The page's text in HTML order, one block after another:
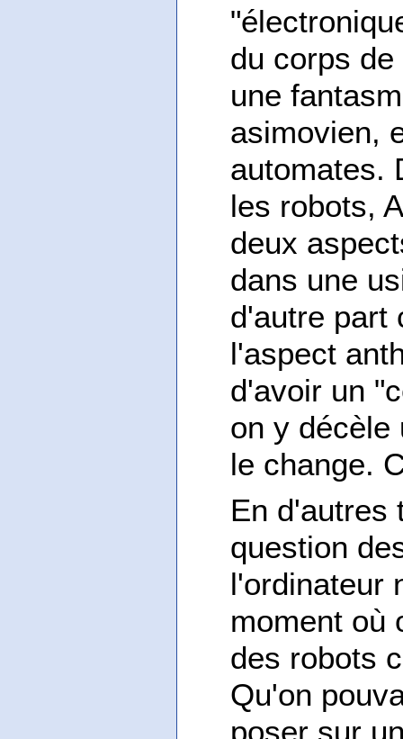
du corps
une
asimovien,
automates.
les robots,
deux
dans une
d'autre part
l'aspect
d'avoir un
on y décèle
le change.
En d'autres
question
l'ordinateur
moment où
des robots
Qu'on
poser sur